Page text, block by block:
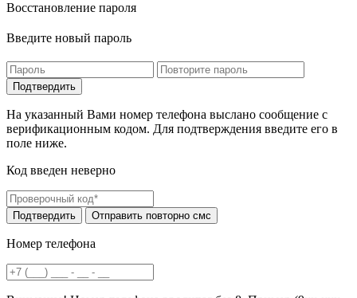
Восстановление пароля
Введите новый пароль
На указанный Вами номер телефона выслано сообщение с
верификационным кодом. Для подтверждения введите его в
поле ниже.
Код введен неверно
Номер телефона